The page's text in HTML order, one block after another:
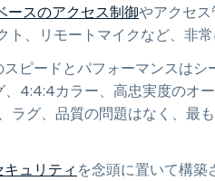
ースのアクセス制御やアクセ
ト、リモートマイクなど、非
ピードとパフォーマンスは
4:4:4カラー、高忠実度のオ
ラグ、品質の問題はなく、最も
キュリティ を念頭に置いて構築